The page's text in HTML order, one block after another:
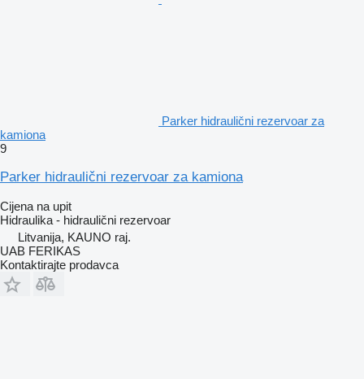
Parker hidraulični rezervoar za
kamiona
9
Parker hidraulični rezervoar za kamiona
Cijena na upit
Hidraulika - hidraulični rezervoar
Litvanija, KAUNO raj.
UAB FERIKAS
Kontaktirajte prodavca